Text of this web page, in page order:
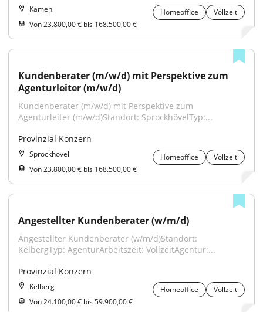
Kamen Homeoffice
Vollzeit
Von 23.800,00 € bis 168.500,00 €
Kundenberater (m/w/d) mit Perspektive zum
Agenturleiter (m/w/d)
Kundenberater (m/w/d) mit Perspektive zum
Agenturleiter (m/w/d)Standort: SprockhövelTyp:...
Provinzial Konzern
Sprockhövel Homeoffice
Vollzeit
Von 23.800,00 € bis 168.500,00 €
Angestellter Kundenberater (w/m/d)
Angestellter Kundenberater (w/m/d)Standort:
KelbergTyp: AgenturArbeitszeit: VollzeitAgentur:...
Provinzial Konzern
Kelberg Homeoffice
Vollzeit
Von 24.100,00 € bis 59.900,00 €